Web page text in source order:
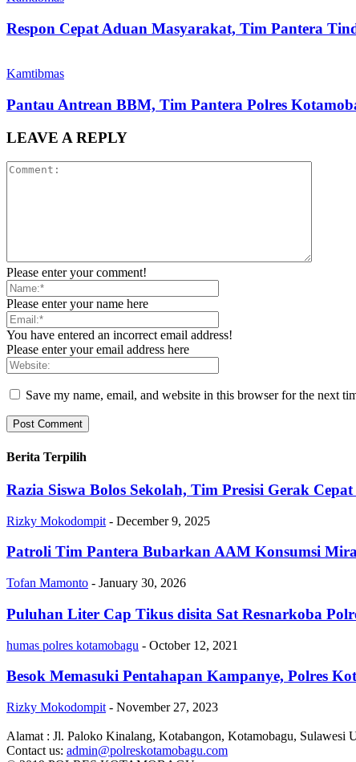
Respon Cepat Aduan Masyarakat, Tim Pantera
Kamtibmas
Pantau Antrean BBM, Tim Pantera Polres
LEAVE A REPLY
Please enter your comment!
Please enter your name here
You have entered an incorrect email address!
Please enter your email address here
Save my name, email, and website in this browser for the next
Berita Terpilih
Razia Siswa Bolos Sekolah, Tim Presisi Gerak
Rizky Mokodompit - December 9, 2025
Patroli Tim Pantera Bubarkan AAM Konsumsi
Tofan Mamonto - January 30, 2026
Puluhan Liter Cap Tikus disita Sat Resnarkoba
humas polres kotamobagu - October 12, 2021
Besok Memasuki Pentahapan Kampanye, Polres
Rizky Mokodompit - November 27, 2023
Alamat : Jl. Paloko Kinalang, Kotabangon, Kotamobagu, Sulawesi
Contact us: admin@polreskotamobagu.com